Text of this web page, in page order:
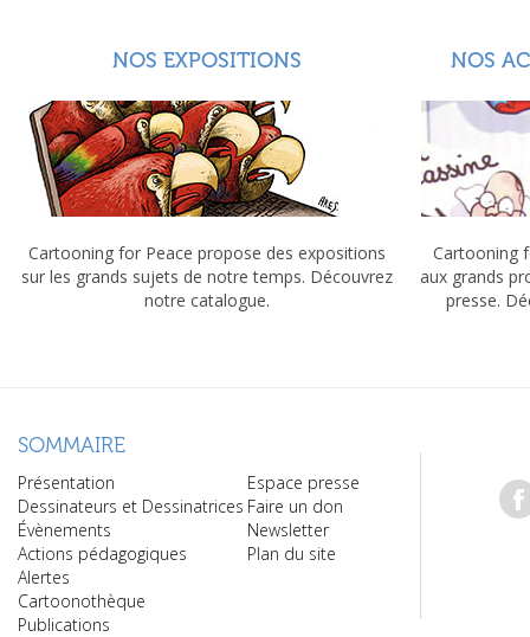
NOS EXPOSITIONS
Cartooning for Peace propose des expositions
sur les grands sujets de notre temps. Découvrez
notre catalogue.
NOS
Cartooning
aux grands
presse.
SOMMAIRE
Présentation
Dessinateurs et Dessinatrices
Évènements
Actions pédagogiques
Alertes
Cartoonothèque
Publications
Espace presse
Faire un don
Newsletter
Plan du site